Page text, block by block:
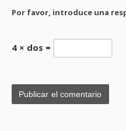
Por favor, introduce una
4 × dos =